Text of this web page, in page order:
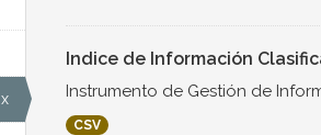
x
Indice de Información
Instrumento de Gestión de
CSV